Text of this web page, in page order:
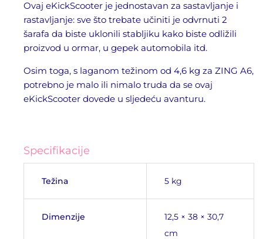
Ovaj eKickScooter je jednostavan za sastavljanje i
rastavljanje: sve što trebate učiniti je odvrnuti 2
šarafa da biste uklonili stabljiku kako biste odližili
proizvod u ormar, u gepek automobila itd.
Osim toga, s laganom težinom od 4,6 kg za ZING A6,
potrebno je malo ili nimalo truda da se ovaj
eKickScooter dovede u sljedeću avanturu.
Specifikacije
Težina 5 kg
Dimenzije
12,5 × 38 × 30,7
cm